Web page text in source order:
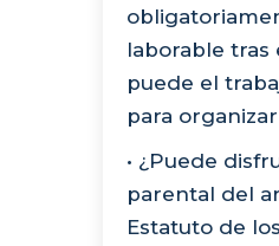
laborable tras
puede el
para
• ¿Puede
parental del
Estatuto de